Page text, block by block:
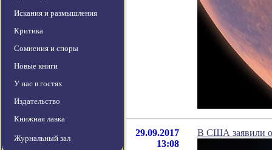
Искания и размышления
Критика
Сомнения и споры
Новые книги
У нас в гостях
Издательство
Книжная лавка
Журнальный зал
29.09.2017
13:08
В США заявили о